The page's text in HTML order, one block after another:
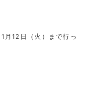
月12日（火）まで行っ